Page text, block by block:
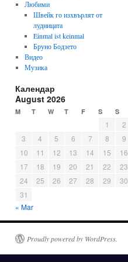
Любими
Швейк го изхвърлят от
лудницата
Einmal ist keinmal
Бруно Бодзето
Видео
Музика
Календар
August 2026
M T W T F S S
1
2
3
4 5 6 7 8
9
10
11 12 13 14 15
16
17
18 19 20 21 22
23
24
25 26 27 28 29
30
31
« Mar
Proudly powered by WordPress.